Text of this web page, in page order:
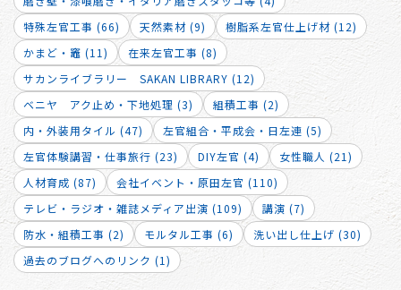
特殊左官工事 (66)
天然素材 (9)
樹脂系左官仕上げ材 (12)
かまど・竈 (11)
在来左官工事 (8)
サカンライブラリー SAKAN LIBRARY (12)
ベニヤ アク止め・下地処理 (3)
組積工事 (2)
内・外装用タイル (47)
左官組合・平成会・日左連 (5)
左官体験講習・仕事旅行 (23)
DIY左官 (4)
女性職人 (21)
人材育成 (87)
会社イベント・原田左官 (110)
テレビ・ラジオ・雑誌メディア出演 (109)
講演 (7)
防水・組積工事 (2)
モルタル工事 (6)
洗い出し仕上げ (30)
過去のブログへのリンク (1)